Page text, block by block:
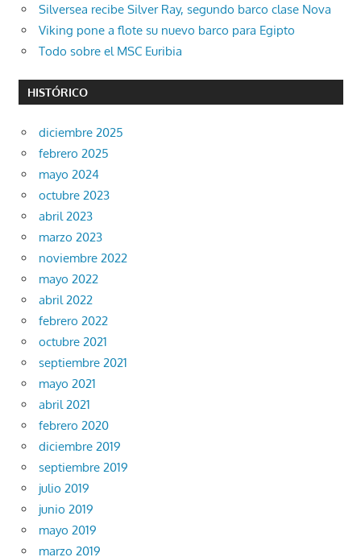
Silversea recibe Silver Ray, segundo barco clase Nova
Viking pone a flote su nuevo barco para Egipto
Todo sobre el MSC Euribia
HISTÓRICO
diciembre 2025
febrero 2025
mayo 2024
octubre 2023
abril 2023
marzo 2023
noviembre 2022
mayo 2022
abril 2022
febrero 2022
octubre 2021
septiembre 2021
mayo 2021
abril 2021
febrero 2020
diciembre 2019
septiembre 2019
julio 2019
junio 2019
mayo 2019
marzo 2019